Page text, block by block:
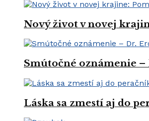
Nový život v novej
Smútočné oznámenie –
Láska sa zmestí aj do